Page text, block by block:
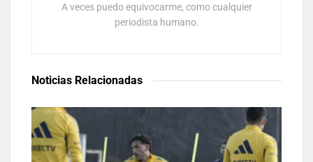
A veces puedo equivocarme, como cualquier
periodista humano.
Noticias Relacionadas